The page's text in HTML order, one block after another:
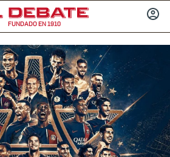
FUNDADO EN 1910